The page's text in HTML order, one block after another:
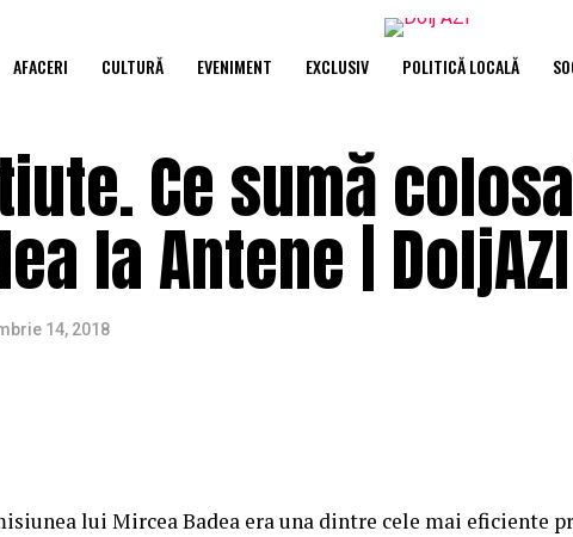
AFACERI CULTURĂ EVENIMENT EXCLUSIV POLITICĂ LOCALĂ
Ce sumă
la Antene | DoljAZI
14, 2018
lui Mircea Badea era una dintre cele mai eficiente